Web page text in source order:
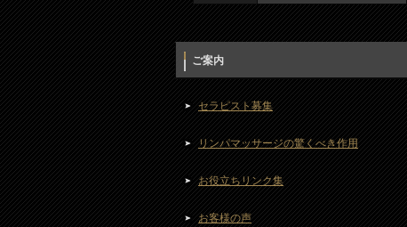
ご案内
セラピスト募集
リンパマッサージの驚くべき作用
お役立ちリンク集
お客様の声